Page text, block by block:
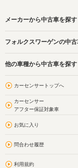
メーカーから中古車を探す
フォルクスワーゲンの中
他の車種から中古車を探す
カーセンサートップへ
カーセンサー
アフター保証対象車
お気に入り
問合わせ履歴
利用規約